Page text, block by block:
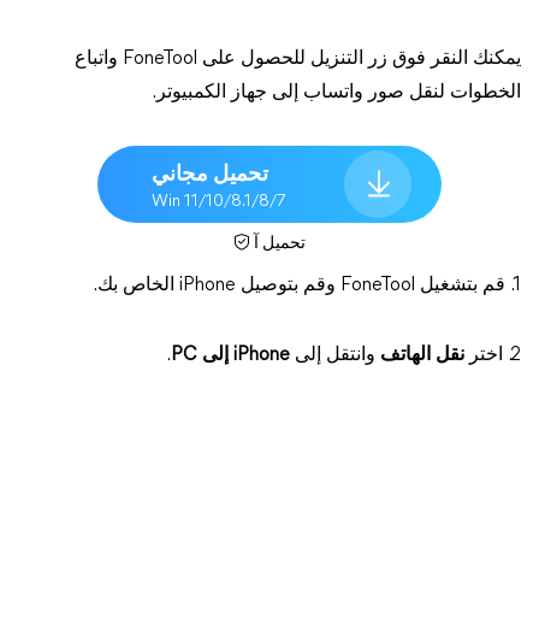
يمكنك النقر فوق زر التنزيل للحصول على FoneTool واتباع
الخطوات لنقل صور واتساب إلى جهاز الكمبيوتر.
تحميل مجاني
Win 11/10/8.1/8/7
تحميل آ
1. قم بتشغيل FoneTool وقم بتوصيل iPhone الخاص بك.
2. اختر نقل الهاتف وانتقل إلى iPhone إلى PC .